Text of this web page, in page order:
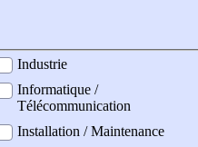
Industrie
Informatique /
Télécommunication
Installation / Maintenance